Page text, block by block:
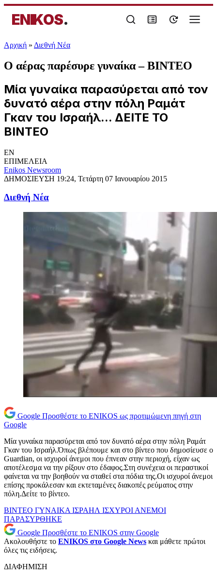
ENIKOS.
Αρχική » Διεθνή Νέα
Ο αέρας παρέσυρε γυναίκα – ΒΙΝΤΕΟ
Μία γυναίκα παρασύρεται από τον
δυνατό αέρα στην πόλη Ραμάτ
Γκαν του Ισραήλ... ΔΕΙΤΕ ΤΟ
ΒΙΝΤΕΟ
EN
ΕΠΙΜΕΛΕΙΑ
Enikos Newsroom
ΔΗΜΟΣΙΕΥΣΗ 19:24, Τετάρτη 07 Ιανουαρίου 2015
Διεθνή Νέα
Google Προσθέστε το ENIKOS ως προτιμώμενη πηγή στη
Google
Μία γυναίκα παρασύρεται από τον δυνατό αέρα στην πόλη Ραμάτ
Γκαν του Ισραήλ.Όπως βλέπουμε και στο βίντεο που δημοσίευσε ο
Guardian, οι ισχυροί άνεμοι που έπνεαν στην περιοχή, είχαν ως
αποτέλεσμα να την ρίξουν στο έδαφος.Στη συνέχεια οι περαστικοί
φαίνεται να την βοηθούν να σταθεί στα πόδια της.Οι ισχυροί άνεμοι
επίσης προκάλεσαν και εκτεταμένες διακοπές ρεύματος στην
πόλη.Δείτε το βίντεο.
ΒΙΝΤΕΟ ΓΥΝΑΙΚΑ ΙΣΡΑΗΛ ΙΣΧΥΡΟΙ ΑΝΕΜΟΙ
ΠΑΡΑΣΥΡΘΗΚΕ
Google Προσθέστε το ENIKOS στην Google
Ακολουθήστε το ENIKOS στο Google News και μάθετε πρώτοι
όλες τις ειδήσεις.
ΔΙΑΦΗΜΙΣΗ